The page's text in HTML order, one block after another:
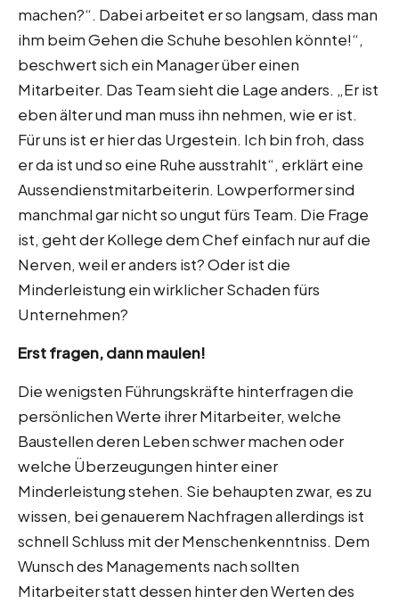
machen?“. Dabei arbeitet er so langsam, dass man
ihm beim Gehen die Schuhe besohlen könnte!“,
beschwert sich ein Manager über einen
Mitarbeiter. Das Team sieht die Lage anders. „Er ist
eben älter und man muss ihn nehmen, wie er ist.
Für uns ist er hier das Urgestein. Ich bin froh, dass
er da ist und so eine Ruhe ausstrahlt“, erklärt eine
Aussendienstmitarbeiterin. Lowperformer sind
manchmal gar nicht so ungut fürs Team. Die Frage
ist, geht der Kollege dem Chef einfach nur auf die
Nerven, weil er anders ist? Oder ist die
Minderleistung ein wirklicher Schaden fürs
Unternehmen?
Erst fragen, dann maulen!
Die wenigsten Führungskräfte hinterfragen die
persönlichen Werte ihrer Mitarbeiter, welche
Baustellen deren Leben schwer machen oder
welche Überzeugungen hinter einer
Minderleistung stehen. Sie behaupten zwar, es zu
wissen, bei genauerem Nachfragen allerdings ist
schnell Schluss mit der Menschenkenntniss. Dem
Wunsch des Managements nach sollten
Mitarbeiter statt dessen hinter den Werten des